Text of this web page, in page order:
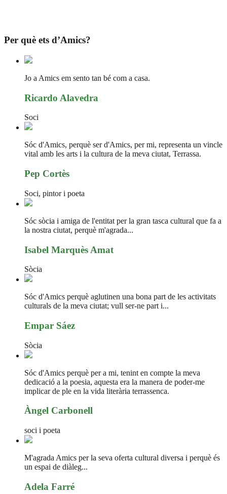
Per què ets d’Amics?
Jo a Amics em sento tan bé com a casa.
Ricardo Alavedra
Soci
Sóc d'Amics, perquè ser d'Amics, per mi, representa un vincle
vital amb les arts i la cultura de la meva ciutat, Terrassa.
Pep Cortès
Soci, pintor i poeta
Sóc sòcia i amiga de l'entitat per la gran tasca cultural que fa a
la nostra ciutat, perquè m'agrada...
Isabel Marquès Amat
Sòcia
Sóc d'Amics perquè aglutinen una bona part de les activitats
culturals de la meva ciutat; vull ser-ne part i...
Empar Sáez
Sòcia
Sóc d'Amics perquè per a mi, tenint en compte la meva
dedicació a la poesia, aquesta era la manera de poder-me
implicar de ple en la vida literària terrassenca.
Àngel Carbonell
soci i poeta
M'agrada Amics per la seva oferta cultural diversa i perquè és
un espai de diàleg...
Adela Farré